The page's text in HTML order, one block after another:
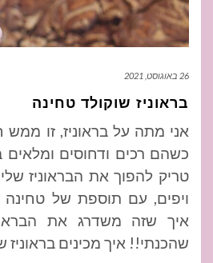
26 באוגוסט, 2021
בראוניז שוקולד טחינה
אני מתה על בראוניז, זו
כשהם רכים ודחוסים ומלאים
טריק להפוך את הבראוניז
ויפים, עם תוספת של טחינה
איך שזה משדרג את
שהכנתי!! איך מכינים בראוניז